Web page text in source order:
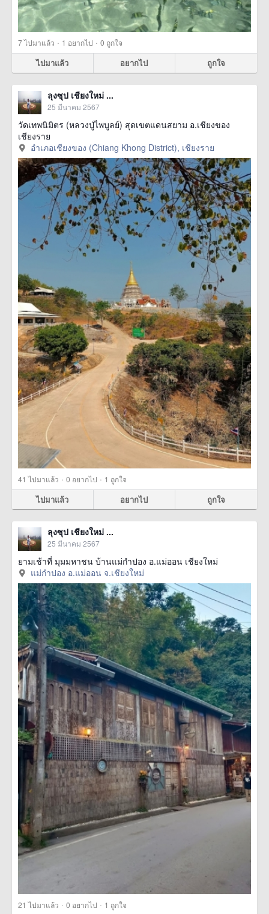
7ไปมาแล้ว · 1 อยากไป · 0 ถูกใจ
ไปมาแล้ว อยากไป ถูกใจ
ลุงซุป เชียงใหม่ ...
25 มีนาคม 2567
วัดเทพนิมิตร (หลวงปู่ไพบูลย์) สุดเขตแดนสยาม อ.เชียงของ
เชียงราย
อำเภอเชียงของ (Chiang Khong District), เชียงราย
41 ไปมาแล้ว · 0 อยากไป · 1 ถูกใจ
ไปมาแล้ว อยากไป ถูกใจ
ลุงซุป เชียงใหม่ ...
25 มีนาคม 2567
ยามเช้าที่ มุมมหาชน บ้านแม่กำปอง อ.แม่ออน เชียงใหม่
แม่กำปอง อ.แม่ออน จ.เชียงใหม่
21 ไปมาแล้ว · 0 อยากไป · 1 ถูกใจ